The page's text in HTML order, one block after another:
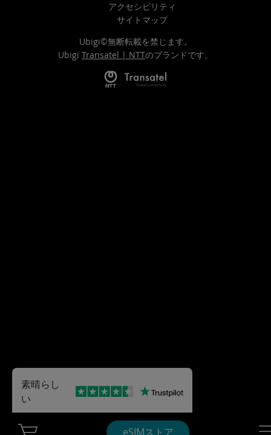
eSIMストア
アクセシビリティ
サイトマップ
Ubigi©無断転載を禁じます。
Ubigi Transatel | NTTのブランドです。
素晴らし
い